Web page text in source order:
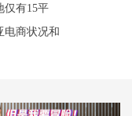
仅有15平
电商状况和